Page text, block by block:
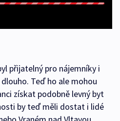
přijatelný pro nájemníky i
Teď ho ale mohou
získat podobně levný byt
by teď měli dostat i lidé